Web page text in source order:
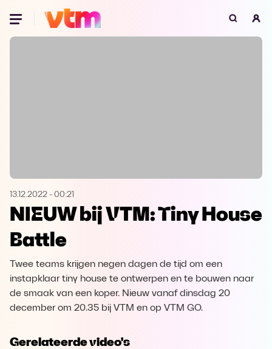
Oeps, browser niet ondersteund
Microsoft Edge Download
Opera
13.12.2022 - 00:21
NIEUW bij VTM: Tiny House
Battle
Twee teams krijgen negen dagen de tijd om een
instapklaar tiny house te ontwerpen en te bouwen naar
de smaak van een koper. Nieuw vanaf dinsdag 20
december om 20.35 bij VTM en op VTM GO.
Gerelateerde video's